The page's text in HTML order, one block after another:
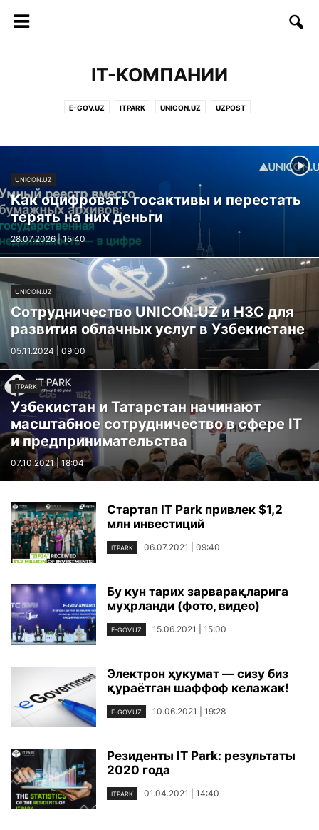
IT-КОМПАНИИ
E-GOV.UZ ITPARK UNICON.UZ UZPOST
UNICON.UZ
Как оцифровать госактивы и перестать
терять на них деньги
28.07.2026 | 15:40
UNICON.UZ
Сотрудничество UNICON.UZ и H3C для
развития облачных услуг в Узбекистане
05.11.2024 | 09:00
ITPARK
Узбекистан и Татарстан начинают
масштабное сотрудничество в сфере IТ
и предпринимательства
07.10.2021 | 18:04
Стартап IT Park привлек $1,2
млн инвестиций
ITPARK 06.07.2021 | 09:40
Бу кун тарих зарварақларига
муҳрланди (фото, видео)
E-GOV.UZ 15.06.2021 | 15:00
Электрон ҳукумат — сизу биз
қураётган шаффоф келажак!
E-GOV.UZ 10.06.2021 | 19:28
Резиденты IT Park: результаты
2020 года
ITPARK 01.04.2021 | 14:40